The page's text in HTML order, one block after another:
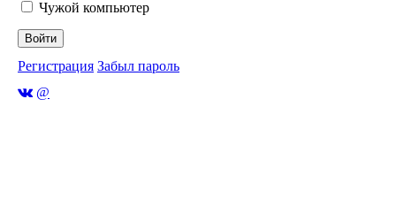
Чужой компьютер
Войти
Регистрация Забыл пароль
@